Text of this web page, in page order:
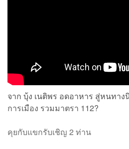
จาก บุ้ง เนติพร อดอาหาร สู่หนทา
การเมือง รวมมาตรา 112?
คุยกับแขกรับเชิญ 2 ท่าน